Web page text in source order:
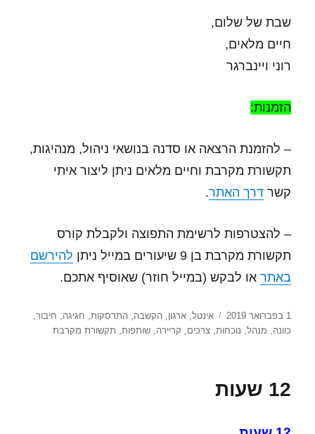
שבת של שלום,
חיים מלאים,
רוני ויינברגר
הזמנות:
– להזמנת הרצאה או סדנה בנושאי ניהול, מנהיגות,
תקשורת מקרבת וחיים מלאים ניתן ליצור איתי
קשרדרך האתר.
– להצטרפות לרשימת התפוצה ולקבלת קורס
תקשורת מקרבת בן 9 שיעורים במייל ניתן
להירשם
באתר או לבקש (במייל חוזר) שאוסיף אתכם.
פורסם
בתאריך
1 בפברואר 2019 תגיות
אינטל,ארגון,הקשבה,התרסקות, חגיגה, חיבור,
כוונה, מנהל, נוכחות,צרכים, קריירה,שותפות, תקשורת מקרבת
12 שעות